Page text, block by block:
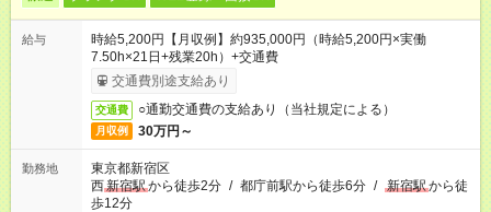
給与
時給5,200円【月収例】約935,000円（時給5,200円×実働
7.50h×21日+残業20h）+交通費
交通費別途支給あり
交通費 ○通勤交通費の支給あり（当社規定による）
月収例 30万円～
勤務地
東京都新宿区
西新宿駅から徒歩2分 / 都庁前駅から徒歩6分 / 新宿駅から徒
歩12分